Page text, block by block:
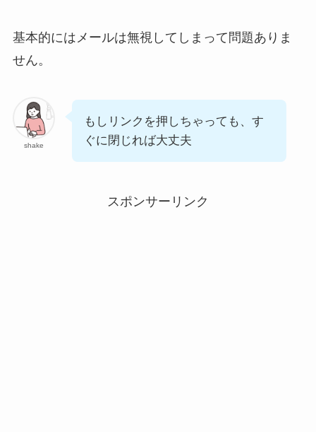
基本的にはメールは無視してしまって問題ありま
せん。
shake
もしリンクを押しちゃっても、す
ぐに閉じれば大丈夫
スポンサーリンク